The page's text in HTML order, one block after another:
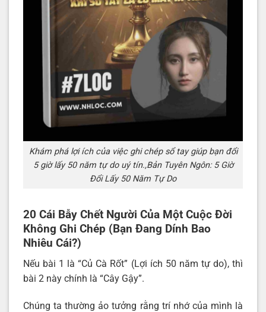
Khám phá lợi ích của việc ghi chép sổ tay giúp bạn đổi
5 giờ lấy 50 năm tự do uý tín.,Bản Tuyên Ngôn: 5 Giờ
Đổi Lấy 50 Năm Tự Do
20 Cái Bẫy Chết Người Của Một Cuộc Đời
Không Ghi Chép (Bạn Đang Dính Bao
Nhiêu Cái?)
Nếu bài 1 là “Củ Cà Rốt” (Lợi ích 50 năm tự do), thì
bài 2 này chính là “Cây Gậy”.
Chúng ta thường ảo tưởng rằng trí nhớ của mình là